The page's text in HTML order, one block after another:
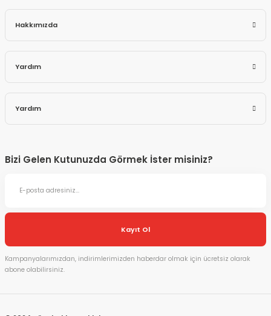
Hakkımızda
Yardım
Yardım
Bizi Gelen Kutunuzda Görmek İster misiniz?
Kayıt Ol
Kampanyalarımızdan, indirimlerimizden haberdar olmak için ücretsiz olarak
abone olabilirsiniz.